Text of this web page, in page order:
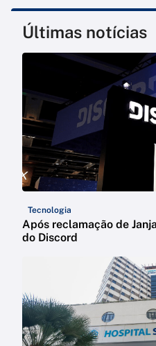
Últimas notícias
Tecnologia
Após reclamação de
do Discord